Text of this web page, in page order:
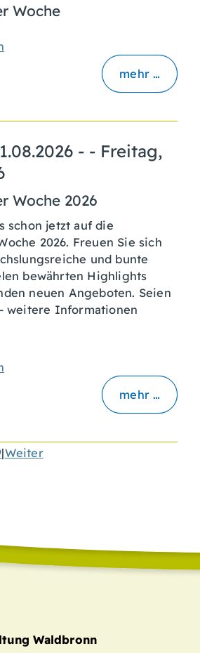
Woche
mehr …
- - Freitag,
Woche 2026
schon jetzt auf die
2026. Freuen Sie sich
und bunte
bewährten Highlights
neuen Angeboten. Seien
weitere Informationen
mehr …
|Weiter
Waldbronn